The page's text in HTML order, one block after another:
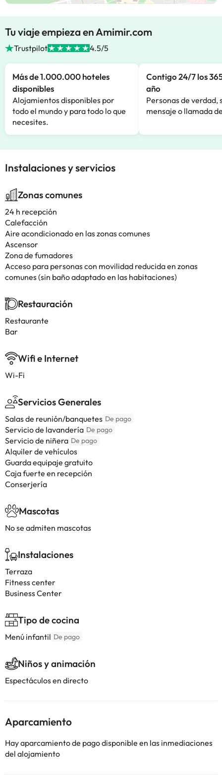
Tu viaje empieza en Amimir.com
Trustpilot 4.5/5
Más de 1.000.000 hoteles
disponibles
Alojamientos disponibles por
todo el mundo y para todo lo que
necesites.
Contigo 24/7 los
año
Personas de verdad,
mensaje o llamada
Instalaciones y servicios
Zonas comunes
24 h recepción
Calefacción
Aire acondicionado en las zonas comunes
Ascensor
Zona de fumadores
Acceso para personas con movilidad reducida en zonas
comunes (sin baño adaptado en las habitaciones)
Restauración
Restaurante
Bar
Wifi e Internet
Wi-Fi
Servicios Generales
Salas de reunión/banquetes De pago
Servicio de lavandería De pago
Servicio de niñera De pago
Alquiler de vehículos
Guarda equipaje gratuito
Caja fuerte en recepción
Conserjería
Mascotas
No se admiten mascotas
Instalaciones
Terraza
Fitness center
Business Center
Tipo de cocina
Menú infantil De pago
Niños y animación
Espectáculos en directo
Aparcamiento
Hay aparcamiento de pago disponible en las inmediaciones
del alojamiento